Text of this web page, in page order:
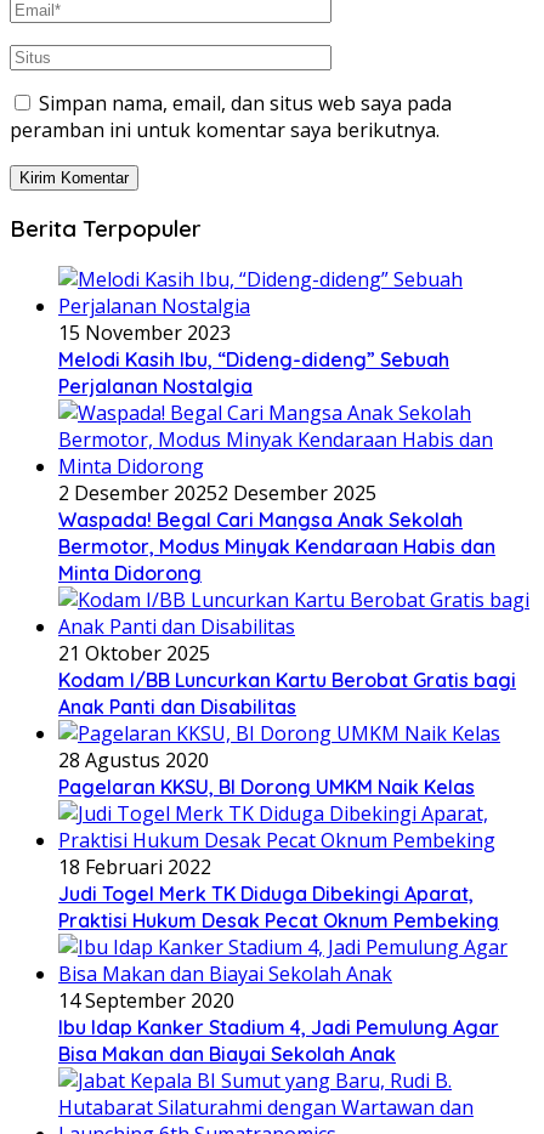
Simpan nama, email, dan situs web saya pada
peramban ini untuk komentar saya berikutnya.
Berita Terpopuler
15 November 2023
Melodi Kasih Ibu, “Dideng-dideng” Sebuah
Perjalanan Nostalgia
2 Desember 20252 Desember 2025
Waspada! Begal Cari Mangsa Anak Sekolah
Bermotor, Modus Minyak Kendaraan Habis dan
Minta Didorong
21 Oktober 2025
Kodam I/BB Luncurkan Kartu Berobat Gratis bagi
Anak Panti dan Disabilitas
28 Agustus 2020
Pagelaran KKSU, BI Dorong UMKM Naik Kelas
18 Februari 2022
Judi Togel Merk TK Diduga Dibekingi Aparat,
Praktisi Hukum Desak Pecat Oknum Pembeking
14 September 2020
Ibu Idap Kanker Stadium 4, Jadi Pemulung Agar
Bisa Makan dan Biayai Sekolah Anak